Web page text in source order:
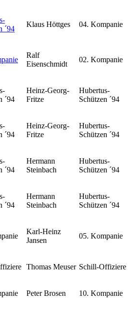
´94
Klaus Höttges 04. Kompanie
Ralf
Eisenschmidt
02. Kompanie
´94
Heinz-Georg-
Fritze
Hubertus-
Schützen ´94
´94
Heinz-Georg-
Fritze
Hubertus-
Schützen ´94
´94
Hermann
Steinbach
Hubertus-
Schützen ´94
´94
Hermann
Steinbach
Hubertus-
Schützen ´94
Karl-Heinz
Jansen
05. Kompanie
Thomas Meuser Schill-Offiziere
Peter Brosen 10. Kompanie